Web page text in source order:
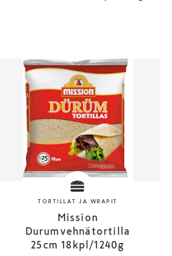
TORTILLAT JA WRAPIT
Mission
Durumvehnätortilla
25cm 18kpl/1240g